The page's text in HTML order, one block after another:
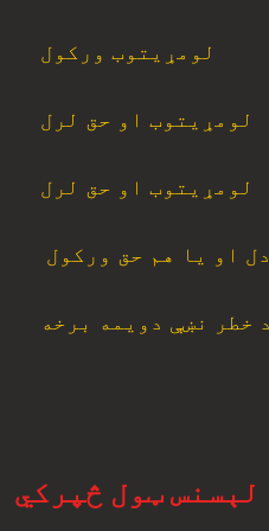
لومړیتوب ورکول
لومړیتوب او حق لرل
لومړیتوب او حق لرل
او یا هم حق ورکول
د خطر نښې دویمه برخه
لېسنس ټول څپرکي